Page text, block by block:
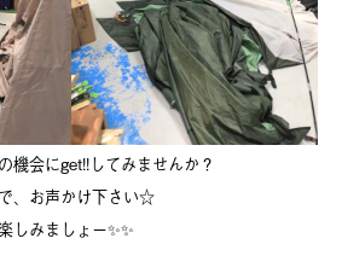
機会にget!!してみませんか？
、お声かけ下さい☆
しみましょー✨✨